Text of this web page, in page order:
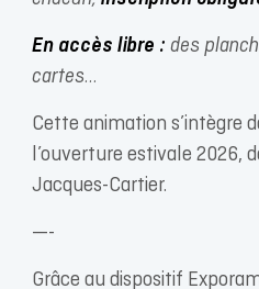
En accès libre : des
cartes…
Cette animation s’intègre
l’ouverture estivale 2026,
Jacques-Cartier.
—-
Grâce au dispositif